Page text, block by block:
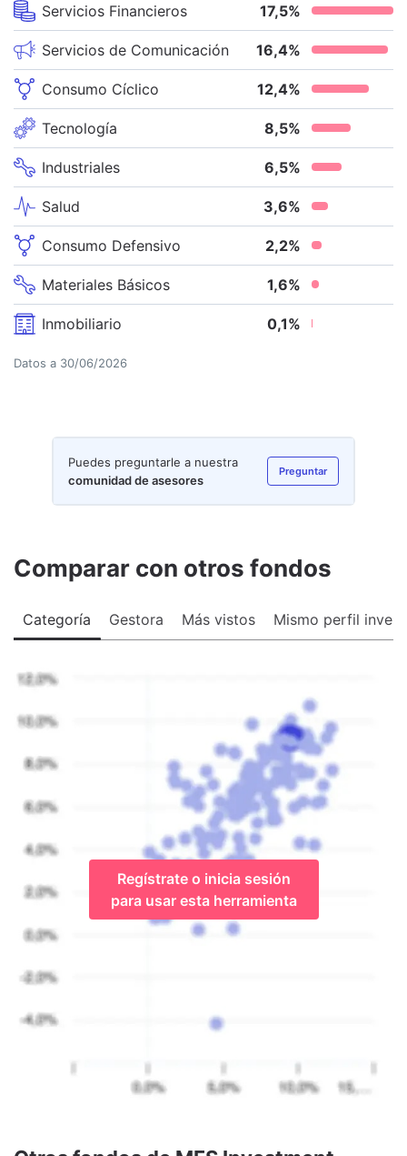
Servicios Financieros 17,5%
Servicios de Comunicación 16,4%
Consumo Cíclico 12,4%
Tecnología 8,5%
Industriales 6,5%
Salud 3,6%
Consumo Defensivo 2,2%
Materiales Básicos 1,6%
Inmobiliario 0,1%
Datos a 30/06/2026
Puedes preguntarle a nuestra
comunidad de asesores
Preguntar
Comparar con otros fondos
Categoría Gestora Más vistos Mismo perfil
Regístrate o inicia sesión
para usar esta herramienta